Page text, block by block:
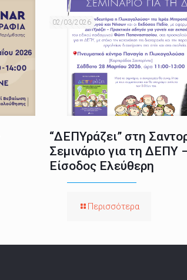
02/03/2026
“ΔΕΠΥράζει” στη
Σεμινάριο για τη ΔΕΠΥ
Είσοδος Ελεύθερη
Περισσότερα